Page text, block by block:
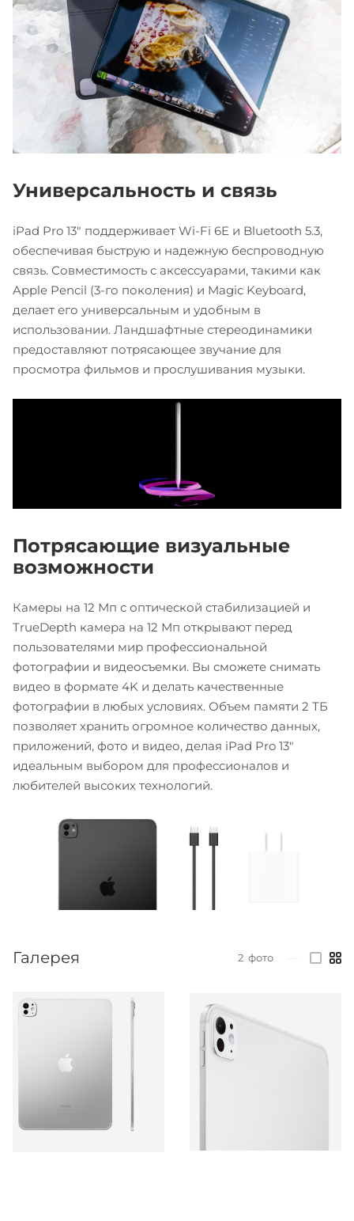
Универсальность и связь
iPad Pro 13" поддерживает Wi-Fi 6E и Bluetooth 5.3,
обеспечивая быструю и надежную беспроводную
связь. Совместимость с аксессуарами, такими как
Apple Pencil (3-го поколения) и Magic Keyboard,
делает его универсальным и удобным в
использовании. Ландшафтные стереодинамики
предоставляют потрясающее звучание для
просмотра фильмов и прослушивания музыки.
Потрясающие визуальные
возможности
Камеры на 12 Мп с оптической стабилизацией и
TrueDepth камера на 12 Мп открывают перед
пользователями мир профессиональной
фотографии и видеосъемки. Вы сможете снимать
видео в формате 4K и делать качественные
фотографии в любых условиях. Объем памяти 2 ТБ
позволяет хранить огромное количество данных,
приложений, фото и видео, делая iPad Pro 13"
идеальным выбором для профессионалов и
любителей высоких технологий.
Галерея 2 фото